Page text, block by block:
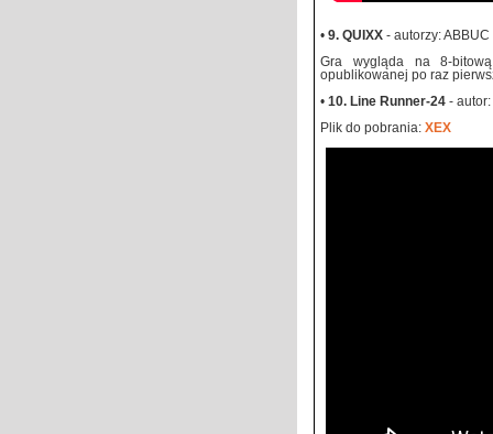
• 9. QUIXX - autorzy:
Gra wygląda na 8-
opublikowanej po raz
• 10. Line Runner-24 -
Plik do pobrania: XEX